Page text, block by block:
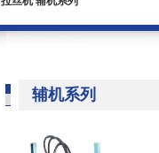
辅机系列